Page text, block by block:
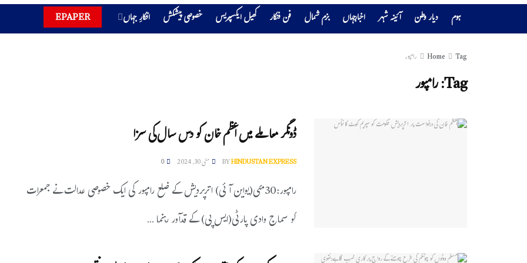
ہوم دیار وطن آئینہ شہر اخبارجہاں بزم شمال فن فنکار کھیل ایکسپریس خصوصی پیشکش افکارِ جہاں EPAPER
Home Tag رامپور
Tag:رامپور
ڈونگر معاملے میں اعظم خان کو دس سال کی سزا
BYHINDUSTAN EXPRESS مئی 30, 2024 0
رامپور:30مئی(یواین آئی) اترپردیش کے ضلع رامپور کی ایک خصوصی عدالت نے جمعرات
کو سماج وادی پارٹی(ایس پی) کے قدآور رہنما ...